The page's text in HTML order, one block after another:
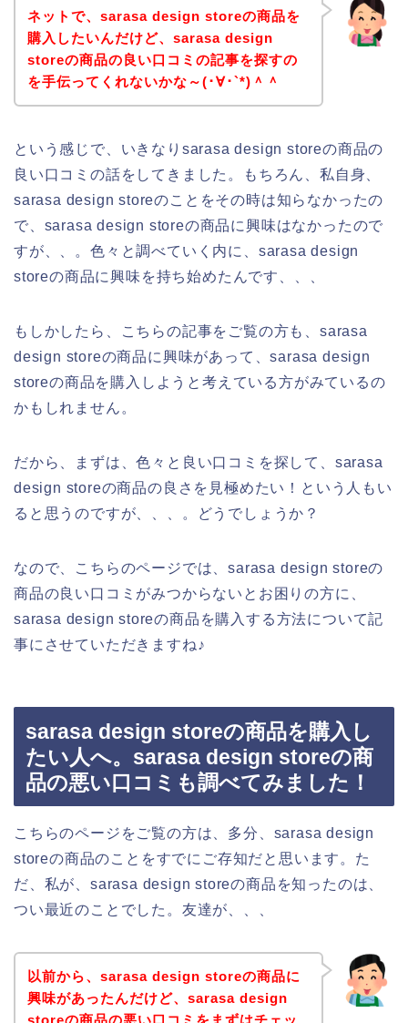
ネットで、sarasa design storeの商品を
購入したいんだけど、sarasa design
storeの商品の良い口コミの記事を探すの
を手伝ってくれないかな～(･∀･`*)＾＾
という感じで、いきなりsarasa design storeの商品の
良い口コミの話をしてきました。もちろん、私自身、
sarasa design storeのことをその時は知らなかったの
で、sarasa design storeの商品に興味はなかったので
すが、、。色々と調べていく内に、sarasa design
storeの商品に興味を持ち始めたんです、、、
もしかしたら、こちらの記事をご覧の方も、sarasa
design storeの商品に興味があって、sarasa design
storeの商品を購入しようと考えている方がみているの
かもしれません。
だから、まずは、色々と良い口コミを探して、sarasa
design storeの商品の良さを見極めたい！という人もい
ると思うのですが、、、。どうでしょうか？
なので、こちらのページでは、sarasa design storeの
商品の良い口コミがみつからないとお困りの方に、
sarasa design storeの商品を購入する方法について記
事にさせていただきますね♪
sarasa design storeの商品を購入し
たい人へ。sarasa design storeの商
品の悪い口コミも調べてみました！
こちらのページをご覧の方は、多分、sarasa design
storeの商品のことをすでにご存知だと思います。た
だ、私が、sarasa design storeの商品を知ったのは、
つい最近のことでした。友達が、、、
以前から、sarasa design storeの商品に
興味があったんだけど、sarasa design
storeの商品の悪い口コミをまずはチェッ